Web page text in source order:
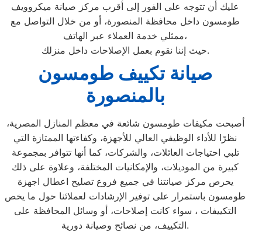
عليك أن تتوجه على الفور إلى أقرب مركز صيانة ميكروويف
طومسون داخل محافظة المنصورة، أو من خلال التواصل مع
ممثلي خدمة العملاء عبر الهاتف،
حيث إننا نقوم بعمل الإصلاحات داخل منزلك.
صيانة تكييف طومسون
بالمنصورة
أصبحت مكيفات طومسون شائعة في معظم المنازل المصرية،
نظرًا للأداء الوظيفي العالي للأجهزة، وكفاءتها الممتازة التي
تلبي احتياجات العائلات، والشركات، كما أنها تتوافر بمجموعة
كبيرة من الموديلات، والإمكانيات المختلفة، وعلاوة على ذلك
يحرص مركز صيانتنا في جميع فروع تصليح اعطال اجهزة
طومسون باستمرار على توفير الإرشادات لعملائنا حول ما يخص
التكييفات ، سواء كانت إصلاحات، أو وسائل المحافظة على
التكييف، من نصائح وصيانة دورية.